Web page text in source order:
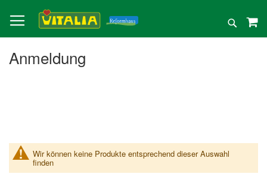
zum
Inhalt
Suche
Anmeldung
Wir können keine Produkte entsprechend dieser Auswahl
finden